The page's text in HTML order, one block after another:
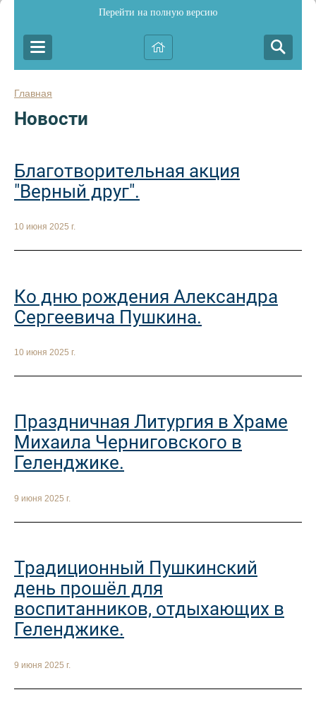
Перейти на полную версию
Главная
Новости
Благотворительная акция
"Верный друг".
10 июня 2025 г.
Ко дню рождения Александра
Сергеевича Пушкина.
10 июня 2025 г.
Праздничная Литургия в Храме
Михаила Черниговского в
Геленджике.
9 июня 2025 г.
Традиционный Пушкинский
день прошёл для
воспитанников, отдыхающих в
Геленджике.
9 июня 2025 г.